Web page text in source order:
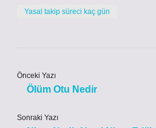
Yasal takip süreci kaç gün
Önceki Yazı
Ölüm Otu Nedir
Sonraki Yazı